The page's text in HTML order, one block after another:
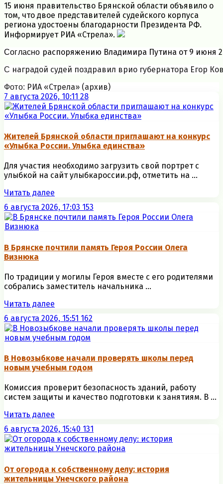
15 июня правительство Брянской области объявило о
том, что двое представителей судейского корпуса
региона удостоены благодарности Президента РФ.
Информирует РИА «Стрела».
Согласно распоряжению ВладимираПутинаот9 июня
С наградой судей поздравил врио губернатора Егор
Фото: РИА «Стрела» (архив)
7 августа 2026, 10:11 28
Жителей Брянской области приглашают на конкурс
«Улыбка России. Улыбка единства»
Для участия необходимо загрузить свой портрет с
улыбкой на сайт улыбкароссии.рф, отметить на ...
Читать далее
6 августа 2026, 17:03 153
В Брянске почтили память Героя России Олега
Визнюка
По традиции у могилы Героя вместе с его родителями
собрались заместитель начальника ...
Читать далее
6 августа 2026, 15:51 162
В Новозыбкове начали проверять школы перед
новым учебным годом
Комиссия проверит безопасность зданий, работу
систем защиты и качество подготовки к занятиям. В ...
Читать далее
6 августа 2026, 15:40 131
От огорода к собственному делу: история
жительницы Унечского района